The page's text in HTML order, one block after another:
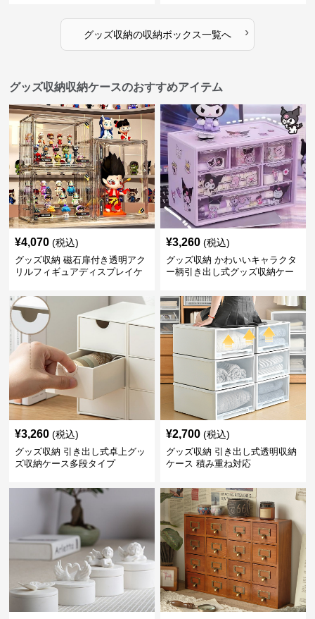
グッズ収納の収納ボックス一覧へ ›
グッズ収納収納ケースのおすすめアイテム
¥4,070 (税込)
グッズ収納 磁石扉付き透明アク
リルフィギュアディスプレイケ
¥3,260 (税込)
グッズ収納 かわいいキャラクタ
ー柄引き出し式グッズ収納ケー
¥3,260 (税込)
グッズ収納 引き出し式卓上グッ
ズ収納ケース多段タイプ
¥2,700 (税込)
グッズ収納 引き出し式透明収納
ケース 積み重ね対応